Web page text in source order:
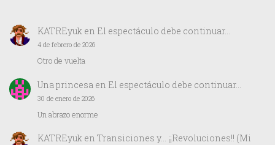
KATREyuken El espectáculo debe continuar…
4 de febrero de 2026
Otro de vuelta
Una princesa en El espectáculo debe continuar…
30 de enero de 2026
Un abrazo enorme
KATREyuken Transiciones y… ¡¡Revoluciones!! (Mi